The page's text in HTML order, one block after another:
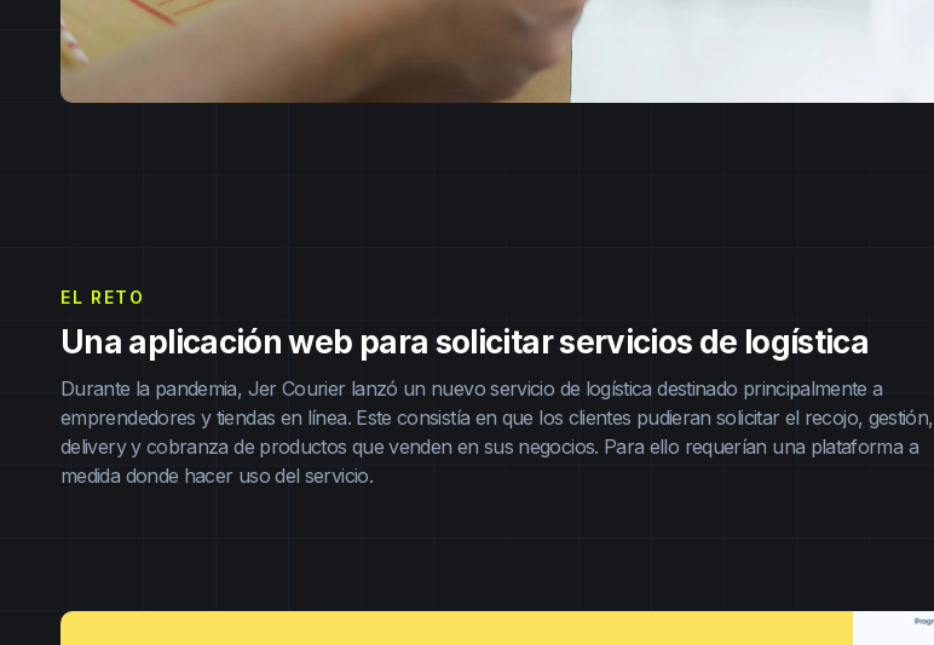
EL RETO
Una aplicación web para solicitar servicios de logística
Durante la pandemia, Jer Courier lanzó un nuevo servicio de logística destinado principalmente a
emprendedores y tiendas en línea. Este consistía en que los clientes pudieran solicitar el recojo, gestión,
delivery y cobranza de productos que venden en sus negocios. Para ello requerían una plataforma a
medida donde hacer uso del servicio.